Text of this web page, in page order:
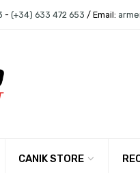
- (+34) 633 472 653 / Email:
CANIK STORE